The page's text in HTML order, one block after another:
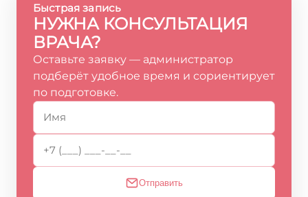
Быстрая запись
НУЖНА КОНСУЛЬТАЦИЯ
ВРАЧА?
Оставьте заявку — администратор
подберёт удобное время и сориентирует
по подготовке.
Отправить